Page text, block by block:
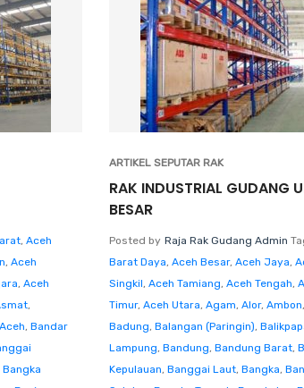
, Aceh
, Aceh
, Aceh
,
, Bandar
Bangka
ARTIKEL SEPUTAR RAK
RAK INDUSTRIAL GUDANG
BESAR
Posted by Raja Rak Gudang Admin
Barat Daya, Aceh Besar, Aceh Jaya,
Singkil, Aceh Tamiang, Aceh Tengah,
Timur, Aceh Utara, Agam, Alor, Ambon,
Badung, Balangan (Paringin),
Lampung, Bandung, Bandung Barat,
Kepulauan, Banggai Laut, Bangka,